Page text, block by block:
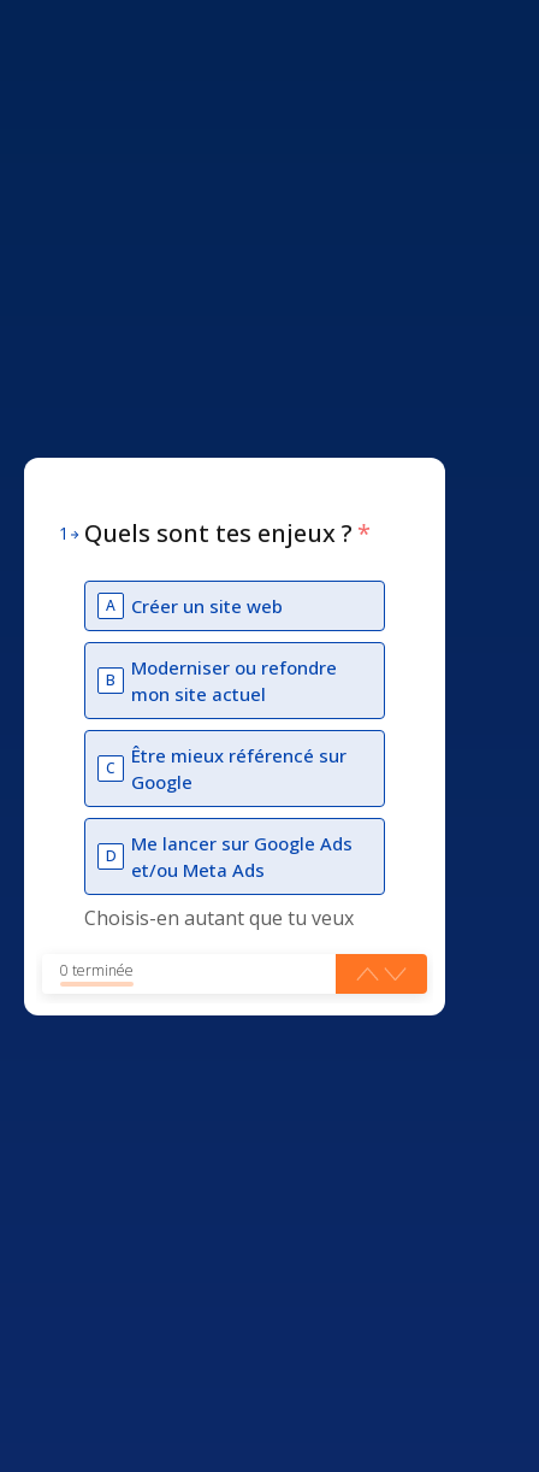
1 Quels sont tes enjeux ? *
A Créer un site web
B
Moderniser ou refondre
mon site actuel
C
Être mieux référencé sur
Google
D
Me lancer sur Google Ads
et/ou Meta Ads
Choisis-en autant que tu veux
0 terminée